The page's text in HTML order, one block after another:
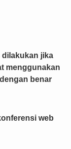
jika
menggunakan
benar
web